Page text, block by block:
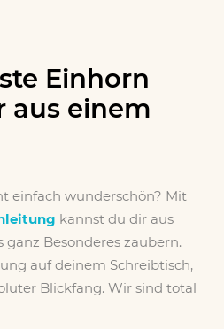
Einhorn
aus einem
einfach wunderschön? Mit
kannst du dir aus
Besonderes zaubern.
auf deinem Schreibtisch,
Blickfang. Wir sind total